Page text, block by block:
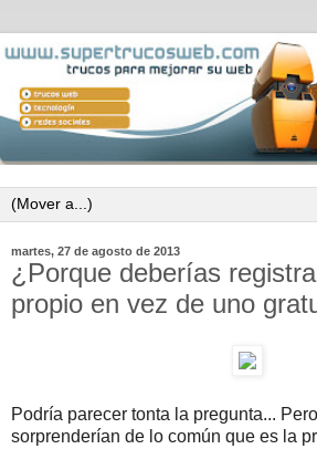
martes, 27 de agosto de 2013
¿Porque deberías
propio en vez de uno
Podría parecer tonta la pregunta...
sorprenderían de lo común que es la